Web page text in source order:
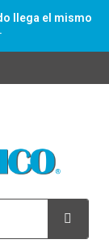
llega el mismo